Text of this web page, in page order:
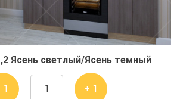
Ясень светлый/Ясень темный
1 + 1